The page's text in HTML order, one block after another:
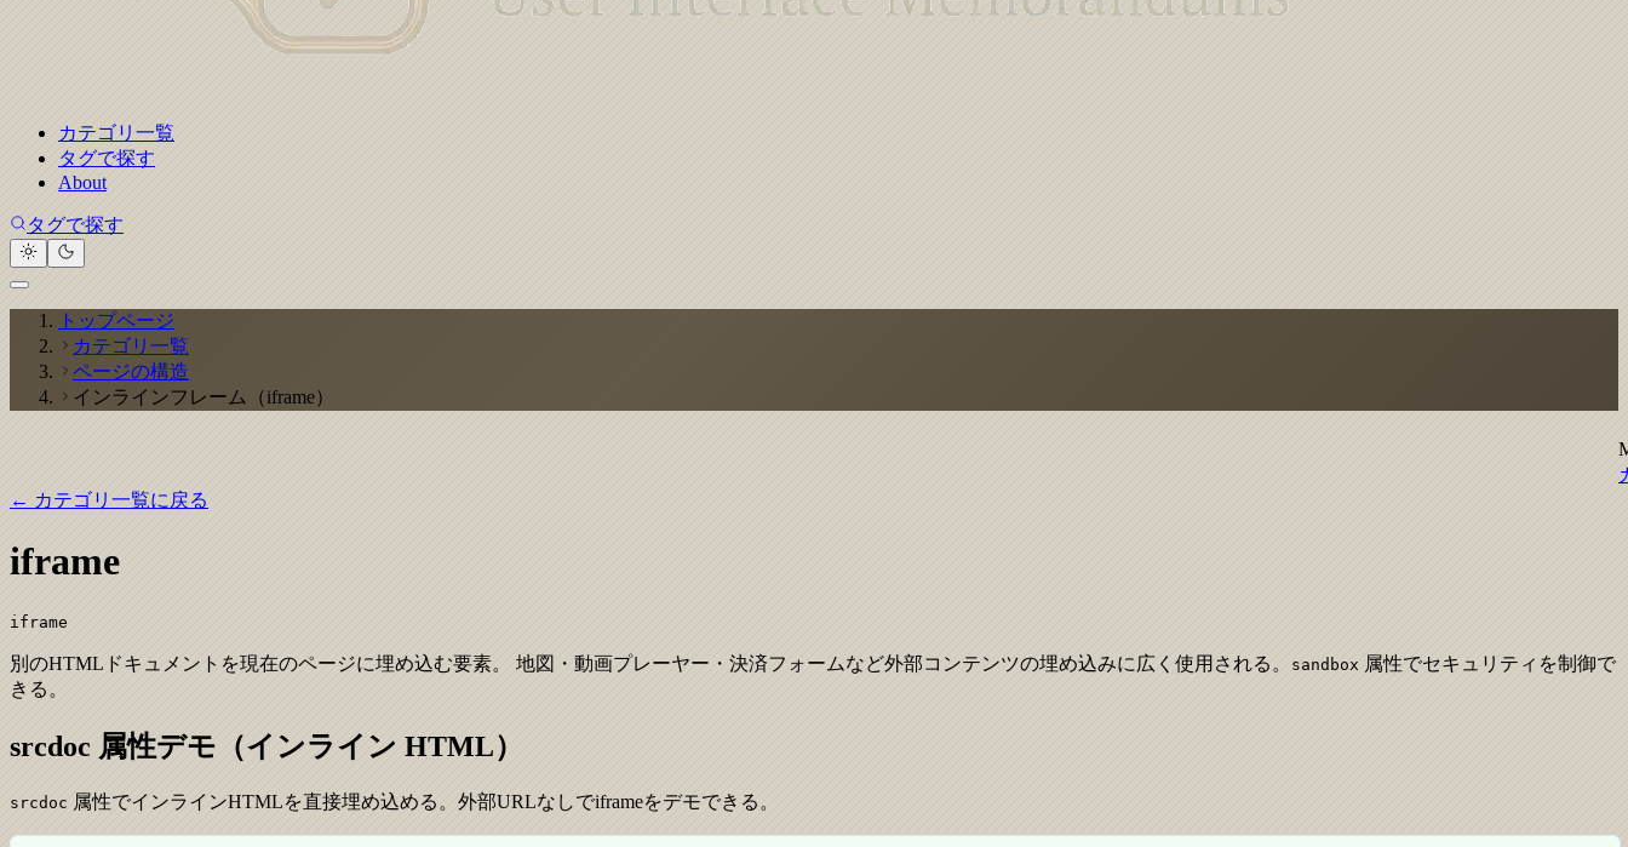
カテゴリ一覧
タグで探す
About
タグで探す
トップページ
カテゴリ一覧
ページの構造
インラインフレーム（iframe）
← カテゴリ一覧に戻る
iframe
iframe
別のHTMLドキュメントを現在のページに埋め込む要素。 地図・動画プレーヤー・決済フォームなど外部コンテンツの埋め込みに広く使用される。 sandbox 属性でセキュリティを制御で
きる。
srcdoc 属性デモ（インライン HTML）
srcdoc 属性でインラインHTMLを直接埋め込める。外部URLなしでiframeをデモできる。